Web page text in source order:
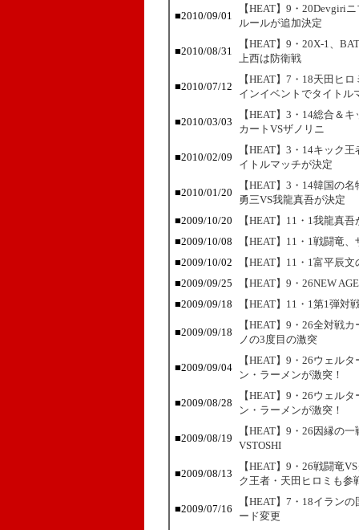
■2010/09/01
【HEAT】9・20Devgiri
ルールが追加決定
■2010/08/31
【HEAT】9・20X-1、
上西は防衛戦
■2010/07/12
【HEAT】7・18天田ヒ
インイベントでタイトル
■2010/03/03
【HEAT】3・14総合＆
カートVSザノリニ
■2010/02/09
【HEAT】3・14キック
イトルマッチが決定
■2010/01/20
【HEAT】3・14韓国の
勇三VS我龍真吾が決定
■2009/10/20
【HEAT】11・1我龍真
■2009/10/08
【HEAT】11・1戦闘竜
■2009/10/02
【HEAT】11・1富平辰
■2009/09/25
【HEAT】9・26NEW
■2009/09/18
【HEAT】11・1第1弾
■2009/09/18
【HEAT】9・26全対戦
ノの3度目の激突
■2009/09/04
【HEAT】9・26ウェル
ン・ラーメンが激突！
■2009/08/28
【HEAT】9・26ウェル
ン・ラーメンが激突！
■2009/08/19
【HEAT】9・26因縁の
VSTOSHI
■2009/08/13
【HEAT】9・26戦闘竜
ク王者・天田ヒロミも参
■2009/07/16
【HEAT】7・18イラン
ード変更